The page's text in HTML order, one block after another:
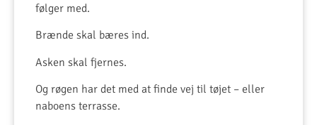
følger med.
Brænde skal bæres ind.
Asken skal fjernes.
Og røgen har det med at finde vej til tøjet – eller
naboens terrasse.